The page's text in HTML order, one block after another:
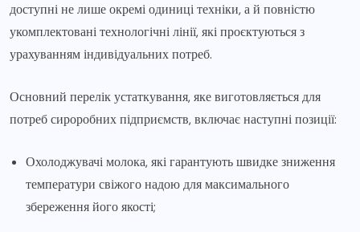
доступні не лише окремі одиниці техніки, а й повністю
укомплектовані технологічні лінії, які проєктуються з
урахуванням індивідуальних потреб.
Основний перелік устаткування, яке виготовляється для
потреб сироробних підприємств, включає наступні позиції:
Охолоджувачі молока, які гарантують швидке зниження
температури свіжого надою для максимального
збереження його якості;